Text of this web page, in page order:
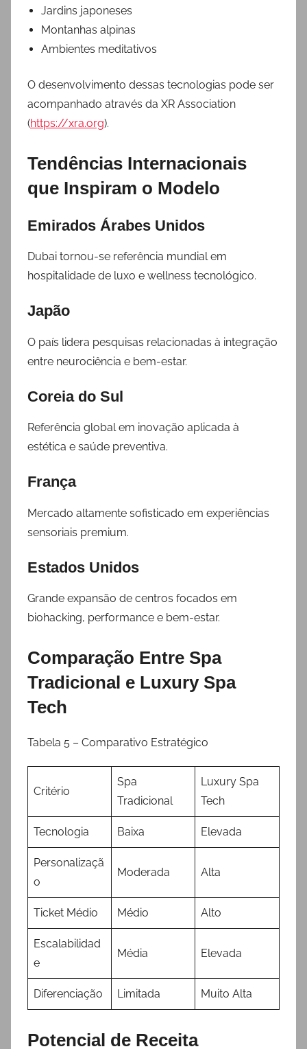
Jardins japoneses
Montanhas alpinas
Ambientes meditativos
O desenvolvimento dessas tecnologias pode ser
acompanhado através da XR Association
(https://xra.org).
Tendências Internacionais
que Inspiram o Modelo
Emirados Árabes Unidos
Dubai tornou-se referência mundial em
hospitalidade de luxo e wellness tecnológico.
Japão
O país lidera pesquisas relacionadas à integração
entre neurociência e bem-estar.
Coreia do Sul
Referência global em inovação aplicada à
estética e saúde preventiva.
França
Mercado altamente sofisticado em experiências
sensoriais premium.
Estados Unidos
Grande expansão de centros focados em
biohacking, performance e bem-estar.
Comparação Entre Spa
Tradicional e Luxury Spa
Tech
Tabela 5 – Comparativo Estratégico
Critério
Spa
Tradicional
Luxury Spa
Tech
Tecnologia Baixa Elevada
Personalizaçã
o
Moderada Alta
Ticket Médio Médio Alto
Escalabilidad
e
Média Elevada
Diferenciação Limitada Muito Alta
Potencial de Receita